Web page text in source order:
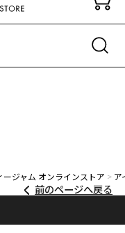
について
ージャム オンラインストア ア
前のページへ戻る